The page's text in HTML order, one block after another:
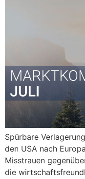
Spürbare
den USA nach
Misstrauen
die